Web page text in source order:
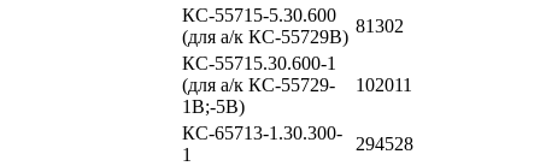
КС-55715-5.30.600
(для а/к КС-55729В)
81302
КС-55715.30.600-1
(для а/к КС-55729-
1В;-5В)
102011
КС-65713-1.30.300-
1
294528